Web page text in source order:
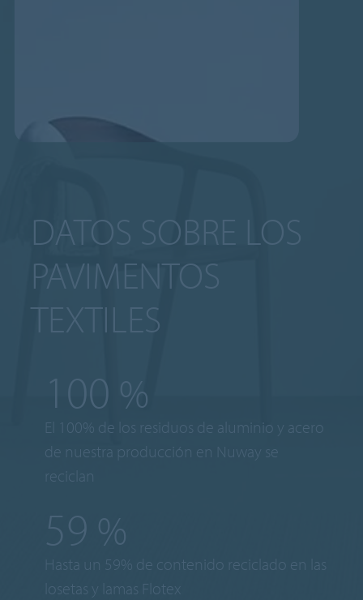
DATOS SOBRE LOS
PAVIMENTOS
TEXTILES
100 %
El 100% de los residuos de aluminio y acero
de nuestra producción en Nuway se
reciclan
59 %
Hasta un 59% de contenido reciclado en las
losetas y lamas Flotex